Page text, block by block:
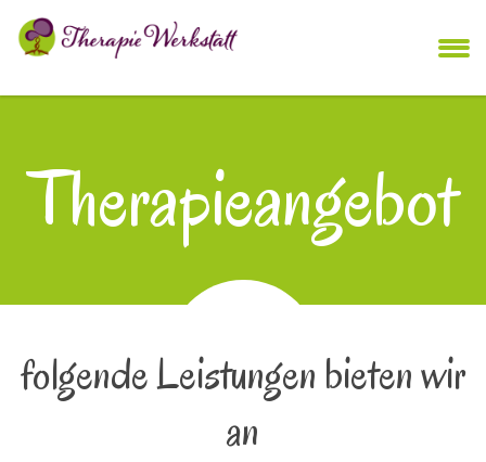
Therapieangebot
folgende Leistungen bieten wir
an